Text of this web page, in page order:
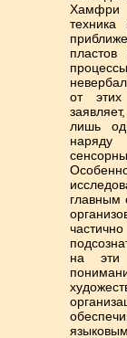
Хамфри
техника
от
лишь
главным
на эти